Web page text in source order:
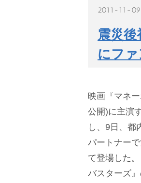
2011-11-
震災
にフ
映画『マネ
公開)に主演
し、9日、都
パートナー
て登場した
バスターズ